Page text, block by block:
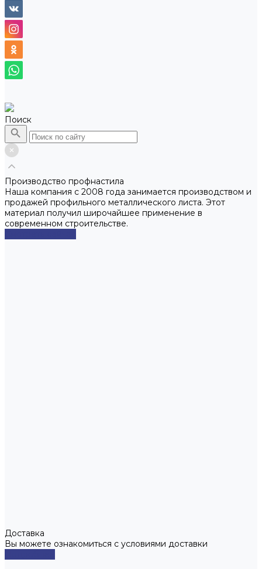
Поиск
Производство профнастила
Наша компания с 2008 года занимается производством и
продажей профильного металлического листа. Этот
материал получил широчайшее применение в
современном строительстве.
Доставка
Вы можете ознакомиться с условиями доставки